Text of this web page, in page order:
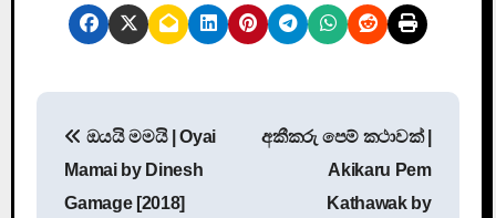
ඔයයි මමයි | Oyai
Mamai by Dinesh
Gamage [2018]
අකීකරු පෙම් කථාවක් |
Akikaru Pem
Kathawak by